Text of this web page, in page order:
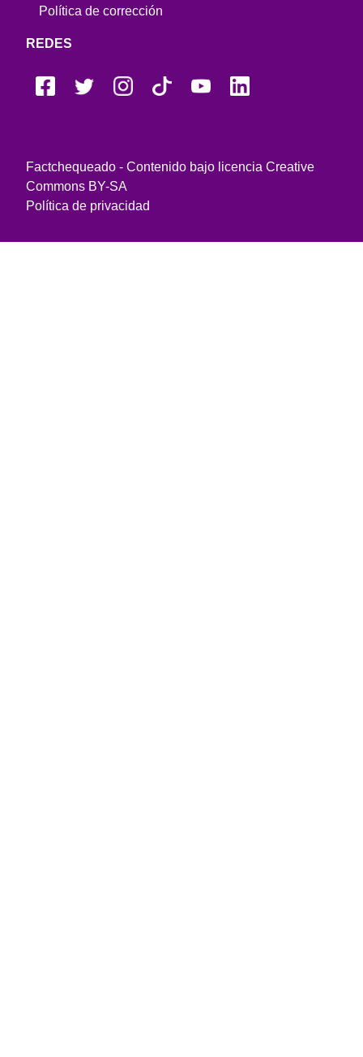
Política de corrección
REDES
Factchequeado - Contenido bajo licencia Creative
Commons BY-SA
Política de privacidad